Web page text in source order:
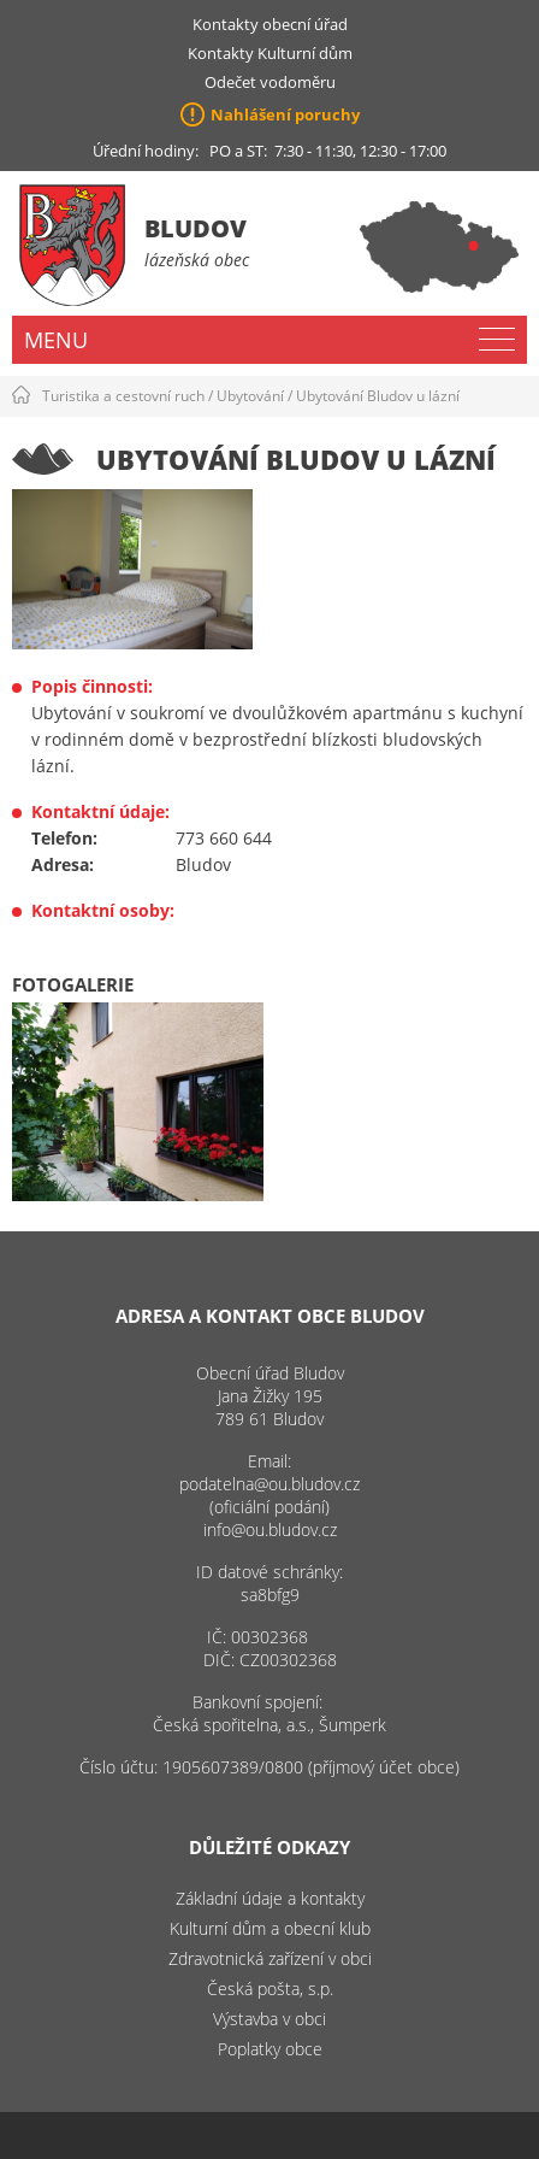
Kontakty obecní úřad
Kontakty Kulturní dům
Odečet vodoměru
Nahlášení poruchy
Úřední hodiny: PO a ST: 7:30 - 11:30, 12:30 - 17:00
BLUDOV
lázeňská obec
MENU
Turistika a cestovní ruch/ Ubytování/ Ubytování Bludov u lázní
UBYTOVÁNÍ BLUDOV U LÁZNÍ
Popis činnosti:
Ubytování v soukromí ve dvoulůžkovém apartmánu s kuchyní
v rodinném domě v bezprostřední blízkosti bludovských
lázní.
Kontaktní údaje:
Telefon:
773 660 644
Adresa:
Bludov
Kontaktní osoby:
FOTOGALERIE
ADRESA A KONTAKT OBCE BLUDOV
Obecní úřad Bludov
Jana Žižky 195
789 61 Bludov
Email:
podatelna@ou.bludov.cz
(oficiální podání)
info@ou.bludov.cz
ID datové schránky:
sa8bfg9
IČ: 00302368
DIČ: CZ00302368
Bankovní spojení:
Česká spořitelna, a.s., Šumperk
Číslo účtu: 1905607389/0800 (příjmový účet obce)
DŮLEŽITÉ ODKAZY
Základní údaje a kontakty
Kulturní dům a obecní klub
Zdravotnická zařízení v obci
Česká pošta, s.p.
Výstavba v obci
Poplatky obce